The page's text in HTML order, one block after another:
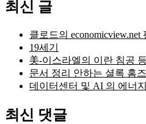
최신 글
클로드의 economicview.net
19세기
美-이스라엘의 이란 침공
문서 정리 안하는 셜록 홈즈
데이터센터 및 AI 의 에너
최신 댓글